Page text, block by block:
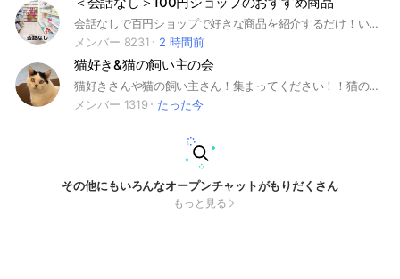
会話なしで百円ショップで好きな商品を紹介するだけ！いい商品に出会えますように！ #DAISO #ダイソー #seria #セリア #cando #キャンドゥ #雑貨 #ワンコイン #100均 #100円 #百均
メンバー 8231
2 時間前
猫好き&猫の飼い主の会
猫好きさんや猫の飼い主さん！集まってください！！猫のお話をしましょう！！性別や年齢は問いません！！ぜひみんなで猫の話をしましょう！！
メンバー 1319
たった今
その他にもいろんなオープンチャットがもりだくさん
もっと見る